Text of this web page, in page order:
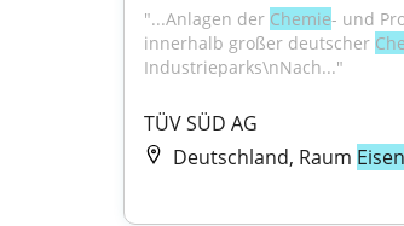
"...Anlagen der Chemie- und
innerhalb großer deutscher
Industrieparks\nNach..."
TÜV SÜD AG
Deutschland, Raum